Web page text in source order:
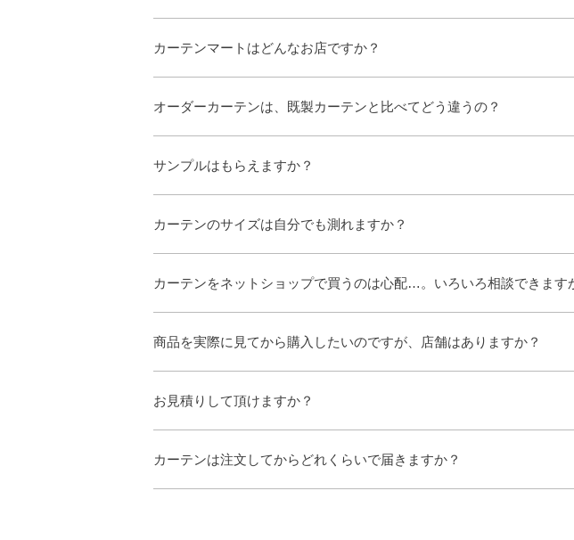
カーテンマートはどんなお店ですか？
オーダーカーテンは、既製カーテンと比べてどう違うの？
サンプルはもらえますか？
カーテンのサイズは自分でも測れますか？
カーテンをネットショップで買うのは心配…。いろいろ相談できます
商品を実際に見てから購入したいのですが、店舗はありますか？
お見積りして頂けますか？
カーテンは注文してからどれくらいで届きますか？